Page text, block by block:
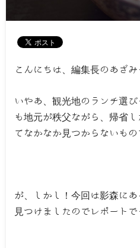
こんにちは、編集長のあざみ
いやあ、観光地のランチ選
も地元が秩父ながら、帰省
てなかなか見つからないもの
が、しかし！今回は影森に
見つけましたのでレポートで